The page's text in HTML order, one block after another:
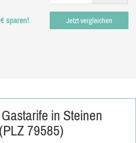
sparen! Jetzt vergleichen
in Steinen
79585)